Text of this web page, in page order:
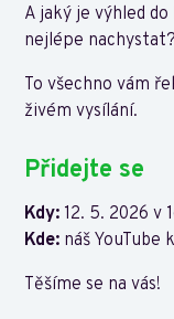
A jaký je výhled
nejlépe nachystat?
To všechno vám
živém vysílání.
Přidejte se
Kdy: 12. 5. 2026 v
Kde: náš YouTube
Těšíme se na vás!